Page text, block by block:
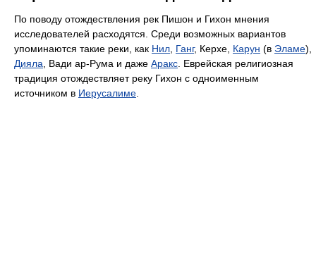
По поводу отождествления рек Пишон и Гихон мнения
исследователей расходятся. Среди возможных вариантов
упоминаются такие реки, как Нил, Ганг, Керхе, Карун (в Эламе),
Дияла, Вади ар-Рума и даже Аракс. Еврейская религиозная
традиция отождествляет реку Гихон с одноименным
источником в Иерусалиме.